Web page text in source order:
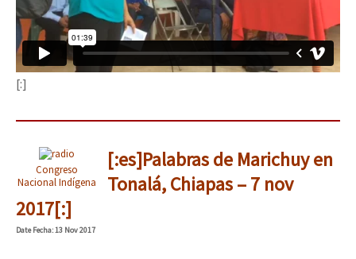
[:]
Congreso
Nacional Indígena
[:es]Palabras de Marichuy en
Tonalá, Chiapas – 7 nov
2017[:]
DateFecha: 13 Nov 2017